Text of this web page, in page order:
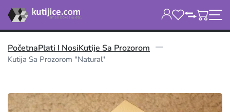
PočetnaPlati I NosiKutije Sa Prozorom
Kutija Sa Prozorom "Natural"